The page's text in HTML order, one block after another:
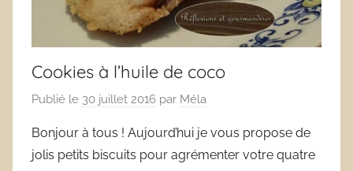
Cookies à l’huile de coco
Publié le 30 juillet 2016 par Méla
Bonjour à tous ! Aujourd’hui je vous propose de
jolis petits biscuits pour agrémenter votre quatre